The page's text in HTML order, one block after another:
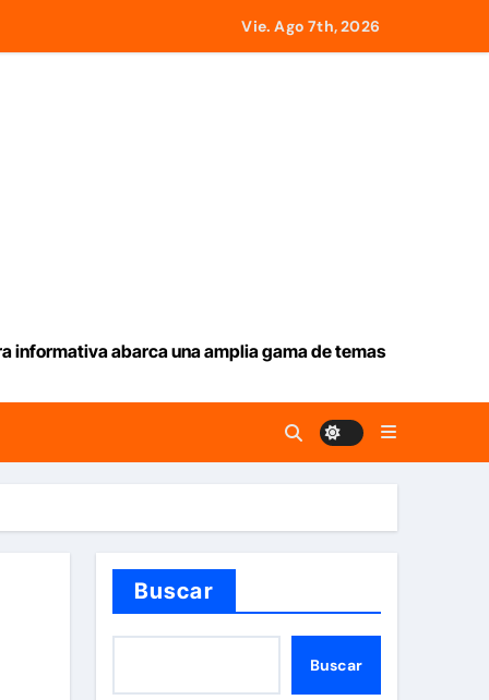
a 21 países
jueves 6 de agosto 2026
en La Guaira
Vie. Ago 7th, 2026
informativa abarca una amplia gama de temas
Buscar
Buscar